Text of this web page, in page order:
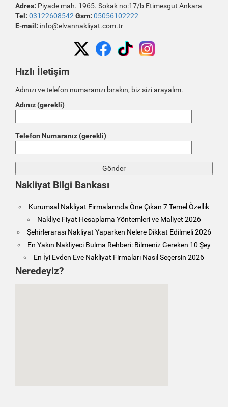
Adres: Piyade mah. 1965. Sokak no:17/b Etimesgut Ankara
Tel: 03122608542 Gsm: 05056102222
E-mail: info@elvannakliyat.com.tr
Hızlı İletişim
Adınızı ve telefon numaranızı bırakın, biz sizi arayalım.
Adınız (gerekli)
Telefon Numaranız (gerekli)
Nakliyat Bilgi Bankası
Kurumsal Nakliyat Firmalarında Öne Çıkan 7 Temel Özellik
Nakliye Fiyat Hesaplama Yöntemleri ve Maliyet 2026
Şehirlerarası Nakliyat Yaparken Nelere Dikkat Edilmeli 2026
En Yakın Nakliyeci Bulma Rehberi: Bilmeniz Gereken 10 Şey
En İyi Evden Eve Nakliyat Firmaları Nasıl Seçersin 2026
Neredeyiz?